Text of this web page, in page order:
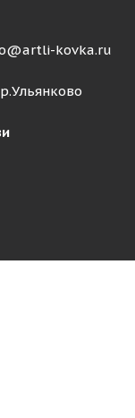
kovka.ru